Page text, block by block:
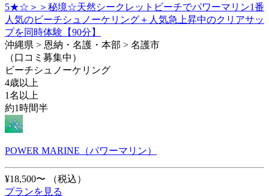
5★☆＞＞秘境☆天然シークレットビーチでパワーマリン1番
人気のビーチシュノーケリング＋人気急上昇中のクリアサッ
プを同時体験【90分】
沖縄県 > 恩納・名護・本部 > 名護市
（口コミ募集中）
ビーチシュノーケリング
4歳以上
1名以上
約1時間半
POWER MARINE（パワーマリン）
¥18,500〜
（税込）
プランを見る